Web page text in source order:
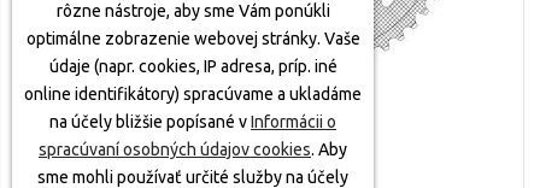
rôzne nástroje, aby sme Vám ponúkli
optimálne zobrazenie webovej stránky. Vaše
údaje (napr. cookies, IP adresa, príp. iné
online identifikátory) spracúvame a ukladáme
na účely bližšie popísané vInformácii o
spracúvaní osobných údajov cookies. Aby
sme mohli používať určité služby na účely